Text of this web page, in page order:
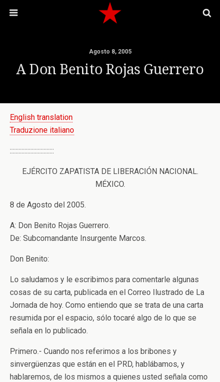
Agosto 8, 2005
A Don Benito Rojas Guerrero
English translation
Traduzione italiano
::::::::::::::::::::::::::::::
EJÉRCITO ZAPATISTA DE LIBERACIÓN NACIONAL.
MÉXICO.
8 de Agosto del 2005.
A: Don Benito Rojas Guerrero.
De: Subcomandante Insurgente Marcos.
Don Benito:
Lo saludamos y le escribimos para comentarle algunas
cosas de su carta, publicada en el Correo Ilustrado de La
Jornada de hoy. Como entiendo que se trata de una carta
resumida por el espacio, sólo tocaré algo de lo que se
señala en lo publicado.
Primero.- Cuando nos referimos a los bribones y
sinvergüenzas que están en el PRD, hablábamos, y
hablaremos, de los mismos a quienes usted señala como